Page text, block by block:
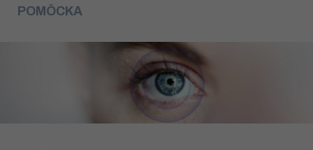
POMÔCKA